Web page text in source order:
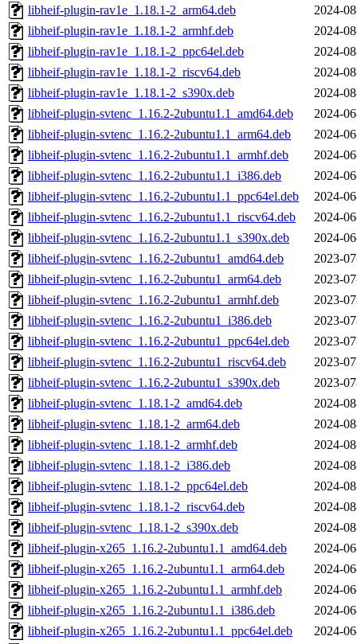
libheif-plugin-rav1e_1.18.1-2_arm64.deb
2024-
libheif-plugin-rav1e_1.18.1-2_armhf.deb
2024-
libheif-plugin-rav1e_1.18.1-2_ppc64el.deb
2024-
libheif-plugin-rav1e_1.18.1-2_riscv64.deb
2024-
libheif-plugin-rav1e_1.18.1-2_s390x.deb
2024-
libheif-plugin-svtenc_1.16.2-2ubuntu1.1_amd64.deb
2024-
libheif-plugin-svtenc_1.16.2-2ubuntu1.1_arm64.deb
2024-
libheif-plugin-svtenc_1.16.2-2ubuntu1.1_armhf.deb
2024-
libheif-plugin-svtenc_1.16.2-2ubuntu1.1_i386.deb
2024-
libheif-plugin-svtenc_1.16.2-2ubuntu1.1_ppc64el.deb
2024-
libheif-plugin-svtenc_1.16.2-2ubuntu1.1_riscv64.deb
2024-
libheif-plugin-svtenc_1.16.2-2ubuntu1.1_s390x.deb
2024-
libheif-plugin-svtenc_1.16.2-2ubuntu1_amd64.deb
2023-
libheif-plugin-svtenc_1.16.2-2ubuntu1_arm64.deb
2023-
libheif-plugin-svtenc_1.16.2-2ubuntu1_armhf.deb
2023-
libheif-plugin-svtenc_1.16.2-2ubuntu1_i386.deb
2023-
libheif-plugin-svtenc_1.16.2-2ubuntu1_ppc64el.deb
2023-
libheif-plugin-svtenc_1.16.2-2ubuntu1_riscv64.deb
2023-
libheif-plugin-svtenc_1.16.2-2ubuntu1_s390x.deb
2023-
libheif-plugin-svtenc_1.18.1-2_amd64.deb
2024-
libheif-plugin-svtenc_1.18.1-2_arm64.deb
2024-
libheif-plugin-svtenc_1.18.1-2_armhf.deb
2024-
libheif-plugin-svtenc_1.18.1-2_i386.deb
2024-
libheif-plugin-svtenc_1.18.1-2_ppc64el.deb
2024-
libheif-plugin-svtenc_1.18.1-2_riscv64.deb
2024-
libheif-plugin-svtenc_1.18.1-2_s390x.deb
2024-
libheif-plugin-x265_1.16.2-2ubuntu1.1_amd64.deb
2024-
libheif-plugin-x265_1.16.2-2ubuntu1.1_arm64.deb
2024-
libheif-plugin-x265_1.16.2-2ubuntu1.1_armhf.deb
2024-
libheif-plugin-x265_1.16.2-2ubuntu1.1_i386.deb
2024-
libheif-plugin-x265_1.16.2-2ubuntu1.1_ppc64el.deb
2024-